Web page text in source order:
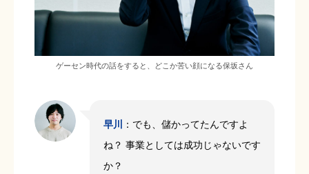
ゲーセン時代の話をすると、どこか苦い顔になる保坂さん
早川
：でも、儲かってたんですよ
ね？ 事業としては成功じゃないです
か？